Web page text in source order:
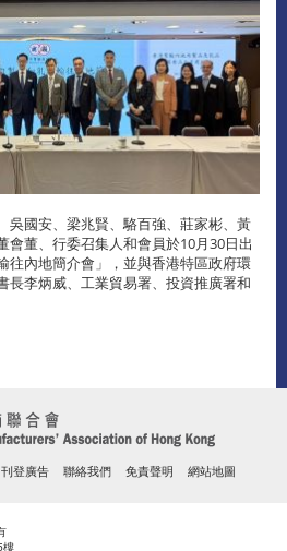
吳國安、梁兆賢、駱百強、莊家彬、黃
會董、行委召集人和會員於10月30日出
往內地簡介會」，並與香港特區政府環
長李炳威、工業貿易署、投資推廣署和
刊登廣告 聯絡我們 免責聲明 網站地圖
樓